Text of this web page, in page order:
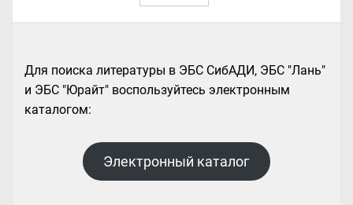
Для поиска литературы в ЭБС СибАДИ, ЭБС "Лань"
и ЭБС "Юрайт" воспользуйтесь электронным
каталогом:
Электронный каталог